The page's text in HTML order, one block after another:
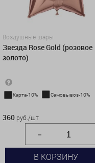
Воздушные шары
Звезда Rose Gold (розовое
золото)
Карта-10% Самовывоз-10%
360 руб./шт
В КОРЗИНУ